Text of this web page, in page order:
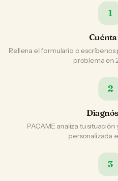
1
Rellena el formulario o
problema en
2
PACAME analiza tu
personalizada
3